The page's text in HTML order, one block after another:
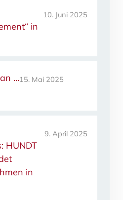
in
10. Juni 2025
…15. Mai 2025
HUNDT
in
9. April 2025